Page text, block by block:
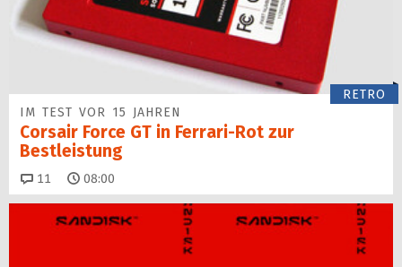
RETRO
IM TEST VOR 15 JAHREN
Corsair Force GT in Ferrari-Rot zur
Bestleistung
11 Kommentare
08:00